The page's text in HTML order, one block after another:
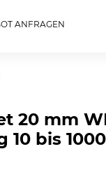
ANFRAGEN
20 mm
bis